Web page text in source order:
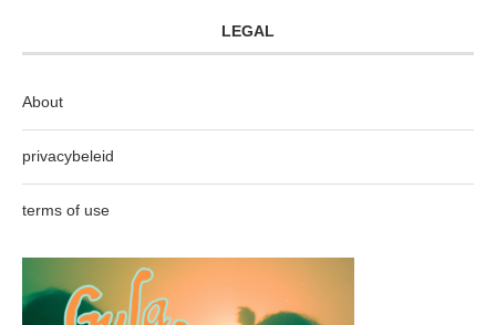
LEGAL
About
privacybeleid
terms of use